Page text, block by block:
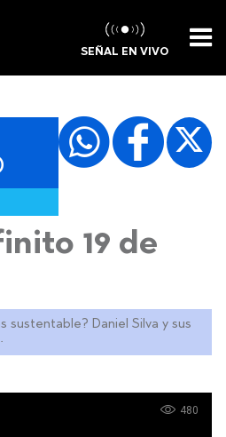
SEÑAL EN VIVO
19 de
sustentable? Daniel Silva y sus